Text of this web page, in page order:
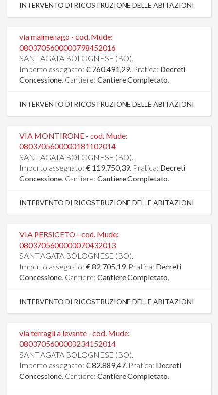
INTERVENTO DI RICOSTRUZIONE DELLE ABITAZIONI
via malmenago - cod. Mude:
0803705600000798452016
SANT'AGATA BOLOGNESE (BO).
Importo assegnato: € 760.491,29. Pratica: Decreti
Concessione. Cantiere: Cantiere Completato.
INTERVENTO DI RICOSTRUZIONE DELLE ABITAZIONI
VIA MONTIRONE - cod. Mude:
0803705600000181102014
SANT'AGATA BOLOGNESE (BO).
Importo assegnato: € 119.750,39. Pratica: Decreti
Concessione. Cantiere: Cantiere Completato.
INTERVENTO DI RICOSTRUZIONE DELLE ABITAZIONI
VIA PERSICETO - cod. Mude:
0803705600000070432013
SANT'AGATA BOLOGNESE (BO).
Importo assegnato: € 82.705,19. Pratica: Decreti
Concessione. Cantiere: Cantiere Completato.
INTERVENTO DI RICOSTRUZIONE DELLE ABITAZIONI
via terragli a levante - cod. Mude:
0803705600000234152014
SANT'AGATA BOLOGNESE (BO).
Importo assegnato: € 82.889,47. Pratica: Decreti
Concessione. Cantiere: Cantiere Completato.